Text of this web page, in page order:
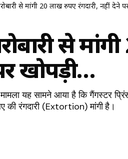
से मांगी 20 लाख रुपए रंगदारी, नहीं देने
से
खोपड़ी…
मामला यह सामने आया है कि गैंगस्टर
रंगदारी (Extortion) मांगी है।